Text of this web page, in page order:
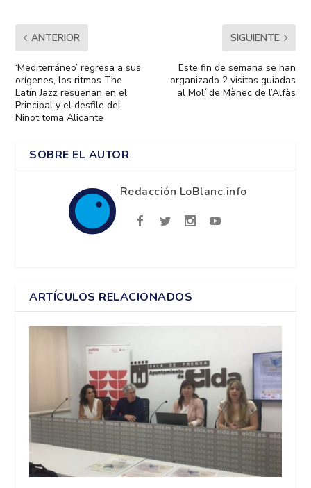
ANTERIOR
‘Mediterráneo’ regresa a sus
orígenes, los ritmos The
Latín Jazz resuenan en el
Principal y el desfile del
Ninot toma Alicante
SIGUIENTE
Este fin de semana se han
organizado 2 visitas guiadas
al Molí de Mànec de l’Alfàs
SOBRE EL AUTOR
Redacción LoBlanc.info
ARTÍCULOS RELACIONADOS